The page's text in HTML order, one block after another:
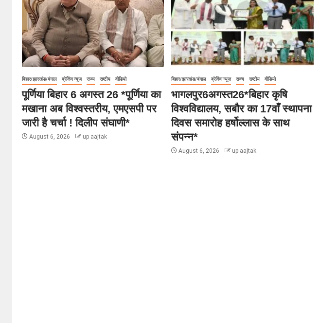
बिहार/झारखंड/बंगाल ब्रेकिंग न्यूज़ राज्य राष्टीय वीडियो
पूर्णिया बिहार 6 अगस्त 26 *पूर्णिया का
मखाना अब विश्वस्तरीय, एमएसपी पर
जारी है चर्चा ! दिलीप संघाणी*
August 6, 2026 up aajtak
बिहार/झारखंड/बंगाल ब्रेकिंग न्यूज़ राज्य राष्टीय वीडियो
भागलपुर6अगस्त26*बिहार कृषि
विश्वविद्यालय, सबौर का 17वाँ स्थापना
दिवस समारोह हर्षोल्लास के साथ
संपन्न*
August 6, 2026 up aajtak